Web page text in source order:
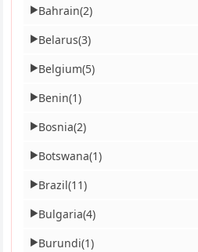
▶Bahrain(2)
▶Belarus(3)
▶Belgium(5)
▶Benin(1)
▶Bosnia(2)
▶Botswana(1)
▶Brazil(11)
▶Bulgaria(4)
▶Burundi(1)